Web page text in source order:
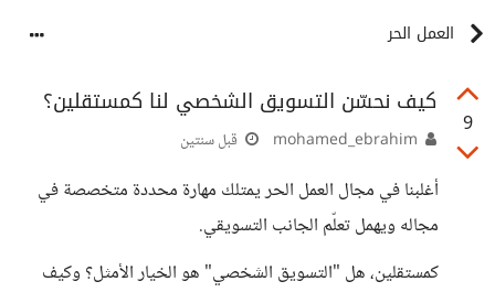
العمل الحر
9
كيف نحسّن التسويق الشخصي لنا كمستقلين؟
قبل سنتين
أغلبنا في مجال العمل الحر يمتلك مهارة محددة متخصصة في
مجاله ويهمل تعلّم الجانب التسويقي.
كمستقلين، هل "التسويق الشخصي" هو الخيار الأمثل؟ وكيف